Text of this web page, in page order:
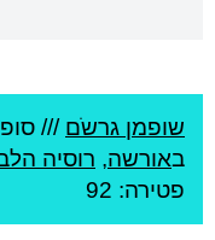
שופמן גרשֹם ///
באורשה, רוסיה
פטירה: 92